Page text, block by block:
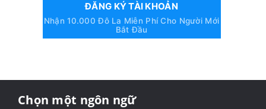
ĐĂNG KÝ TÀI KHOẢN
Nhận 10.000 Đô La Miễn Phí Cho Người Mới
Bắt Đầu
Chọn một ngôn ngữ